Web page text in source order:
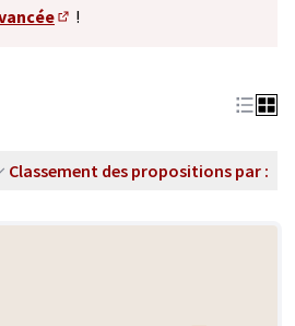
!
Classement des propositions par :